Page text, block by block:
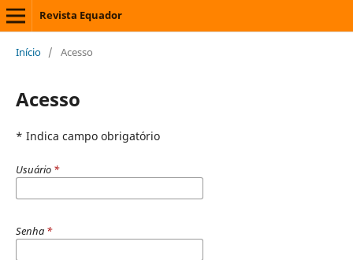
Revista Equador
Início / Acesso
Acesso
* Indica campo obrigatório
Usuário *
Senha *